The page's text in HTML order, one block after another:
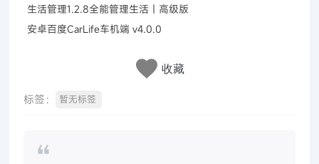
生活管理1.2.8全能管理生活｜高级版
安卓百度CarLife车机端 v4.0.0
收藏
标签： 暂无标签